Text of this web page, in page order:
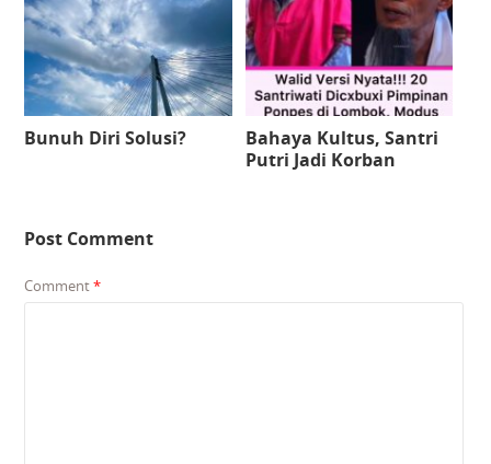
Bunuh Diri Solusi?
Bahaya Kultus, Santri
Putri Jadi Korban
Post Comment
Comment*